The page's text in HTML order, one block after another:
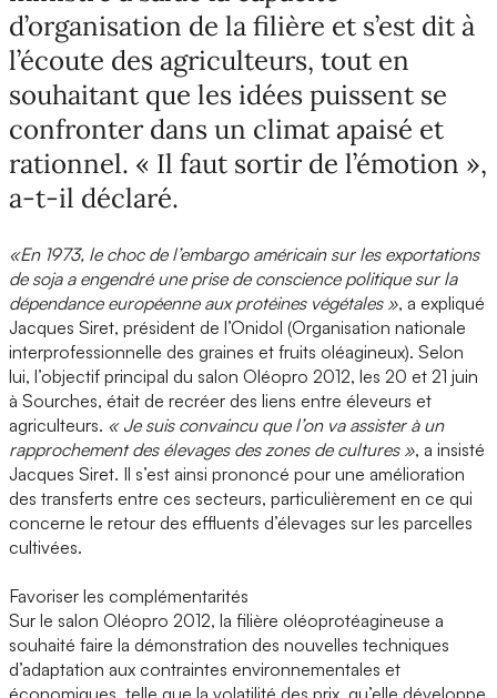
d’organisation de la filière et s’est dit à
l’écoute des agriculteurs, tout en
souhaitant que les idées puissent se
confronter dans un climat apaisé et
rationnel. « Il faut sortir de l’émotion »,
a-t-il déclaré.
«En 1973, le choc de l’embargo américain sur les exportations
de soja a engendré une prise de conscience politique sur la
dépendance européenne aux protéines végétales », a expliqué
Jacques Siret, président de l’Onidol (Organisation nationale
interprofessionnelle des graines et fruits oléagineux). Selon
lui, l’objectif principal du salon Oléopro 2012, les 20 et 21 juin
à Sourches, était de recréer des liens entre éleveurs et
agriculteurs. « Je suis convaincu que l’on va assister à un
rapprochement des élevages des zones de cultures », a insisté
Jacques Siret. Il s’est ainsi prononcé pour une amélioration
des transferts entre ces secteurs, particulièrement en ce qui
concerne le retour des effluents d’élevages sur les parcelles
cultivées.
Favoriser les complémentarités
Sur le salon Oléopro 2012, la filière oléoprotéagineuse a
souhaité faire la démonstration des nouvelles techniques
d’adaptation aux contraintes environnementales et